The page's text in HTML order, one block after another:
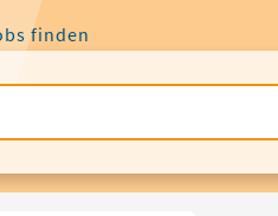
finden